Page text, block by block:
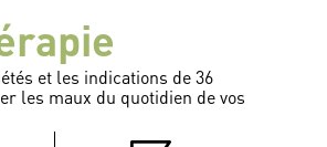
et les indications de 36
les maux du quotidien de vos